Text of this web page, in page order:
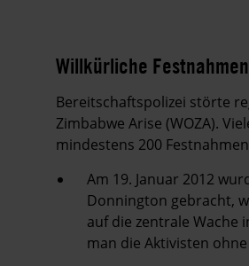
Willkürliche
Bereitschaftspolizei störte
Zimbabwe Arise (WOZA).
mindestens 200
Am 19. Januar 2012
Donnington gebracht,
auf die zentrale Wache
man die Aktivisten